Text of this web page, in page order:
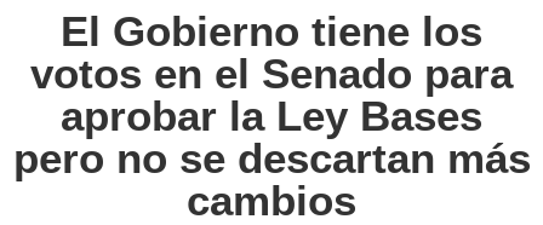
El Gobierno tiene los
votos en el Senado para
aprobar la Ley Bases
pero no se descartan más
cambios